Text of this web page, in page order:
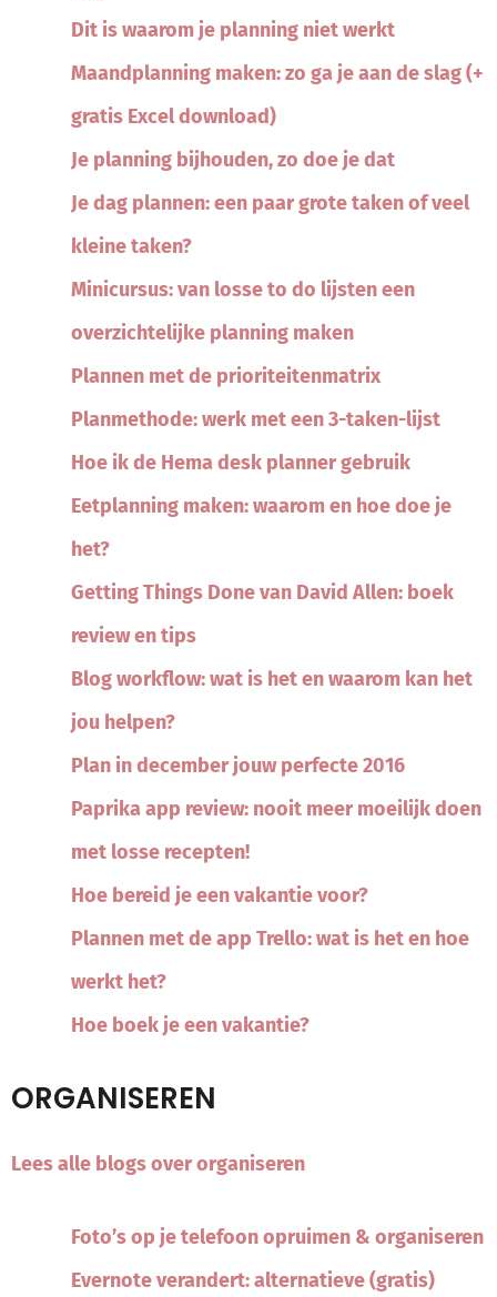
Dit is waarom je planning niet werkt
Maandplanning maken: zo ga je aan de slag (+
gratis Excel download)
Je planning bijhouden, zo doe je dat
Je dag plannen: een paar grote taken of veel
kleine taken?
Minicursus: van losse to do lijsten een
overzichtelijke planning maken
Plannen met de prioriteitenmatrix
Planmethode: werk met een 3-taken-lijst
Hoe ik de Hema desk planner gebruik
Eetplanning maken: waarom en hoe doe je
het?
Getting Things Done van David Allen: boek
review en tips
Blog workflow: wat is het en waarom kan het
jou helpen?
Plan in december jouw perfecte 2016
Paprika app review: nooit meer moeilijk doen
met losse recepten!
Hoe bereid je een vakantie voor?
Plannen met de app Trello: wat is het en hoe
werkt het?
Hoe boek je een vakantie?
ORGANISEREN
Lees alle blogs over organiseren
Foto’s op je telefoon opruimen & organiseren
Evernote verandert: alternatieve (gratis)